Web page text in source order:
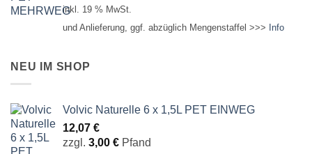
inkl. 19 % MwSt.
und Anlieferung, ggf. abzüglich Mengenstaffel >>> Info
NEU IM SHOP
Volvic Naturelle 6 x 1,5L PET EINWEG
12,07 €
zzgl. 3,00 € Pfand